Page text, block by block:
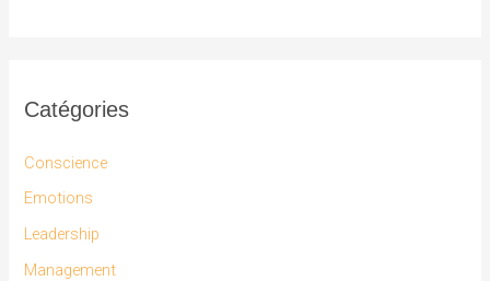
Catégories
Conscience
Emotions
Leadership
Management